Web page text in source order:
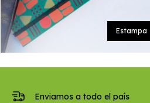
Estampa
Enviamos a todo el país